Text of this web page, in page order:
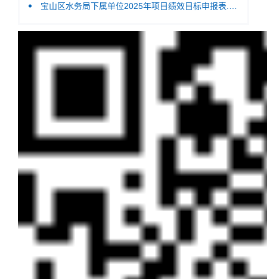
宝山区水务局下属单位2025年项目绩效目标申报表.rar